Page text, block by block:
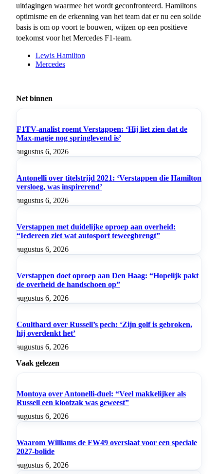
uitdagingen waarmee het wordt geconfronteerd. Hamiltons
optimisme en de erkenning van het team dat er nu een solide
basis is om op voort te bouwen, wijzen op een positieve
toekomst voor het Mercedes F1-team.
Lewis Hamilton
Mercedes
Net binnen
F1TV-analist roemt Verstappen: ‘Hij liet zien dat de
Max-magie nog springlevend is’
augustus 6, 2026
Antonelli over titelstrijd 2021: ‘Verstappen die Hamilton
versloeg, was inspirerend’
augustus 6, 2026
Verstappen met duidelijke oproep aan overheid:
“Iedereen ziet wat autosport teweegbrengt”
augustus 6, 2026
Verstappen doet oproep aan Den Haag: “Hopelijk pakt
de overheid de handschoen op”
augustus 6, 2026
Coulthard over Russell’s pech: ‘Zijn golf is gebroken,
hij overdenkt het’
augustus 6, 2026
Vaak gelezen
Montoya over Antonelli-duel: “Veel makkelijker als
Russell een klootzak was geweest”
augustus 6, 2026
Waarom Williams de FW49 overslaat voor een speciale
2027-bolide
augustus 6, 2026